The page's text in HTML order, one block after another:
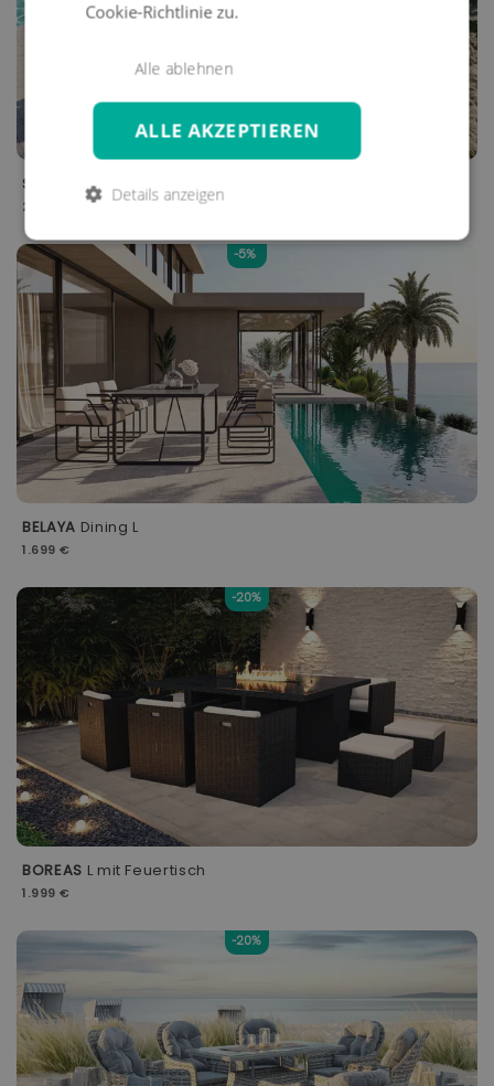
SANSIBARM
2.199 €
-5%
BELAYA Dining L
1.699 €
-20%
BOREAS L mit Feuertisch
1.999 €
-20%
Cookie-Richtlinie zu.
ALLE AKZEPTIEREN
Alle ablehnen
Details anzeigen